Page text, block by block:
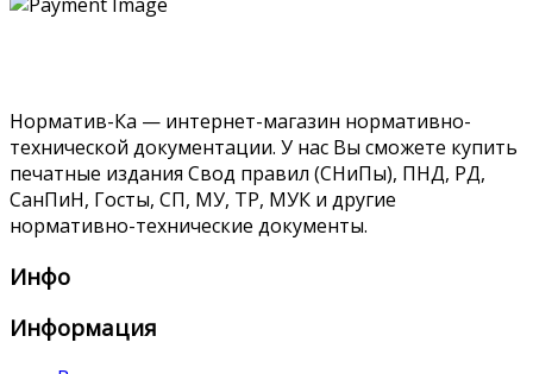
Норматив-Ка — интернет-магазин нормативно-
технической документации. У нас Вы сможете купить
печатные издания Свод правил (СНиПы), ПНД, РД,
СанПиН, Госты, СП, МУ, ТР, МУК и другие
нормативно-технические документы.
Инфо
Информация